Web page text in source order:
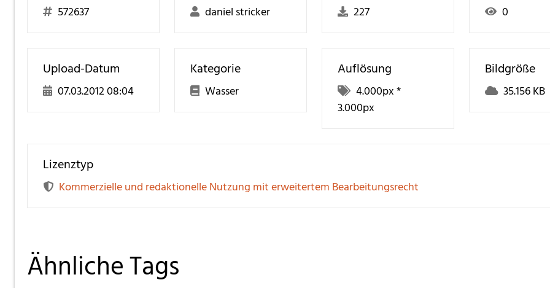
572637 daniel stricker 227 0
Upload-Datum
07.03.2012 08:04
Kategorie
Wasser
Auflösung
4.000px *
3.000px
Bildgröße
35.156 KB
Lizenztyp
Kommerzielle und redaktionelle Nutzung mit erweitertem Bearbeitungsrecht
Ähnliche Tags